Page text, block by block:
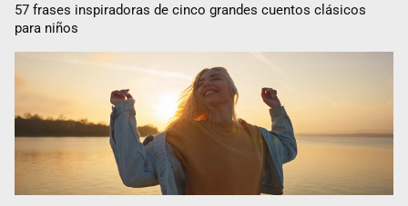
57 frases inspiradoras de cinco grandes cuentos clásicos
para niños